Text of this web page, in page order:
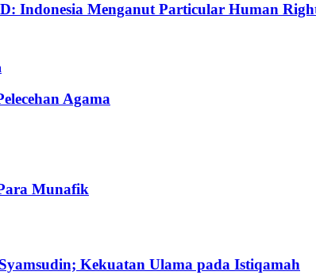
Indonesia Menganut Particular Human
Agama
Munafik
Kekuatan Ulama pada Istiqamah